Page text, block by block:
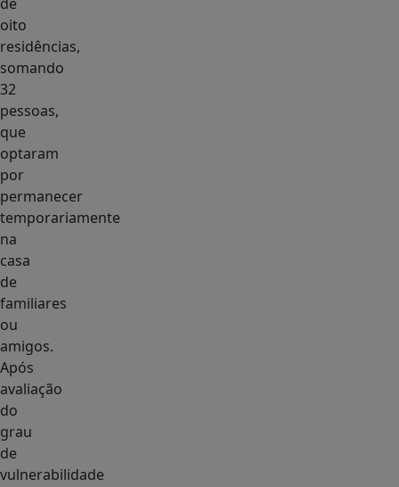
oito
residências,
somando
32
pessoas,
que
optaram
por
permanecer
temporariamente
na
casa
de
familiares
ou
amigos.
Após
avaliação
do
grau
de
vulnerabilidade